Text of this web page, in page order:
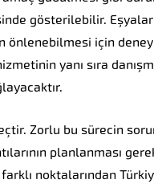
gösterilebilir.
önlenebilmesi için
yanı sıra
Zorlu bu sürecin
planlanması
noktalarından